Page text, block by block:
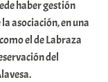
haber gestión
asociación, en una
el de Labraza
del